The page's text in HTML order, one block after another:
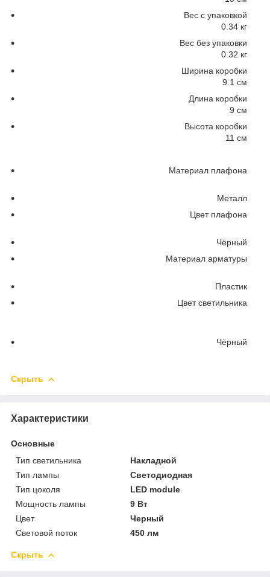
Вес с упаковкой
0.34 кг
Вес без упаковки
0.32 кг
Ширина коробки
9.1 см
Длина коробки
9 см
Высота коробки
11 см
Материал плафона
Металл
Цвет плафона
Чёрный
Материал арматуры
Пластик
Цвет светильника
Чёрный
Скрыть
Характеристики
Основные
Тип светильника
Накладной
Тип лампы
Светодиодная
Тип цоколя
LED module
Мощность лампы
9 Вт
Цвет
Черный
Световой поток
450 лм
Скрыть